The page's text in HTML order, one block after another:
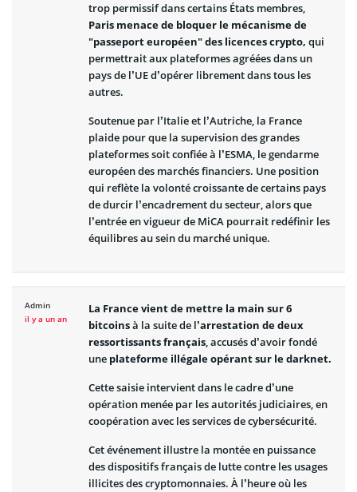
trop permissif dans certains États membres,
Paris menace de bloquer le mécanisme de
"passeport européen" des licences crypto, qui
permettrait aux plateformes agréées dans un
pays de l’UE d’opérer librement dans tous les
autres.
Soutenue par l’Italie et l’Autriche, la France
plaide pour que la supervision des grandes
plateformes soit confiée à l’ESMA, le gendarme
européen des marchés financiers. Une position
qui reflète la volonté croissante de certains pays
de durcir l’encadrement du secteur, alors que
l’entrée en vigueur de MiCA pourrait redéfinir les
équilibres au sein du marché unique.
Admin
il y a un an
La France vient de mettre la main sur 6
bitcoinsà la suite de l’arrestation de deux
ressortissants français, accusés d’avoir fondé
une plateforme illégale opérant sur le darknet.
Cette saisie intervient dans le cadre d’une
opération menée par les autorités judiciaires, en
coopération avec les services de cybersécurité.
Cet événement illustre la montée en puissance
des dispositifs français de lutte contre les usages
illicites des cryptomonnaies. À l’heure où les